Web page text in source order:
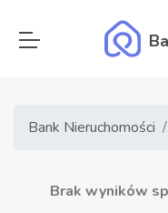
Bank Nieruchomości
Brak wyników